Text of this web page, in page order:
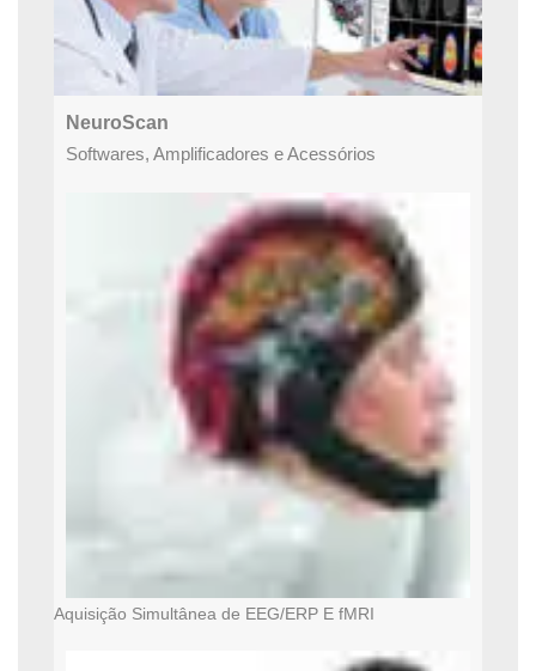
NeuroScan
Softwares, Amplificadores e Acessórios
Aquisição Simultânea de EEG/ERP E fMRI